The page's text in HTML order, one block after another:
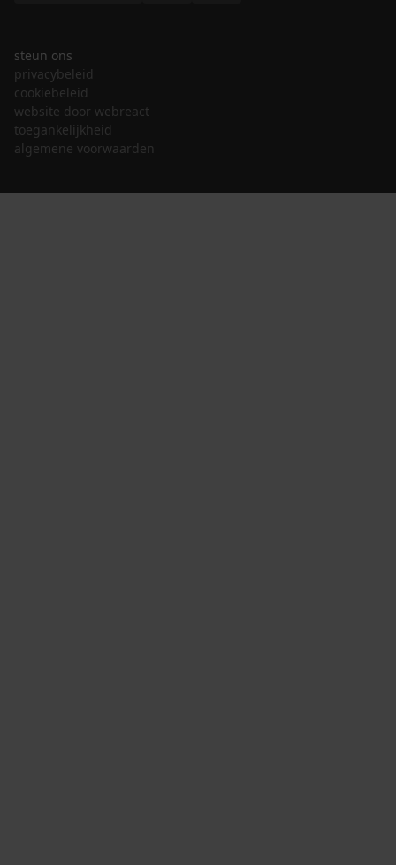
steun ons
privacybeleid
cookiebeleid
website door webreact
toegankelijkheid
algemene voorwaarden